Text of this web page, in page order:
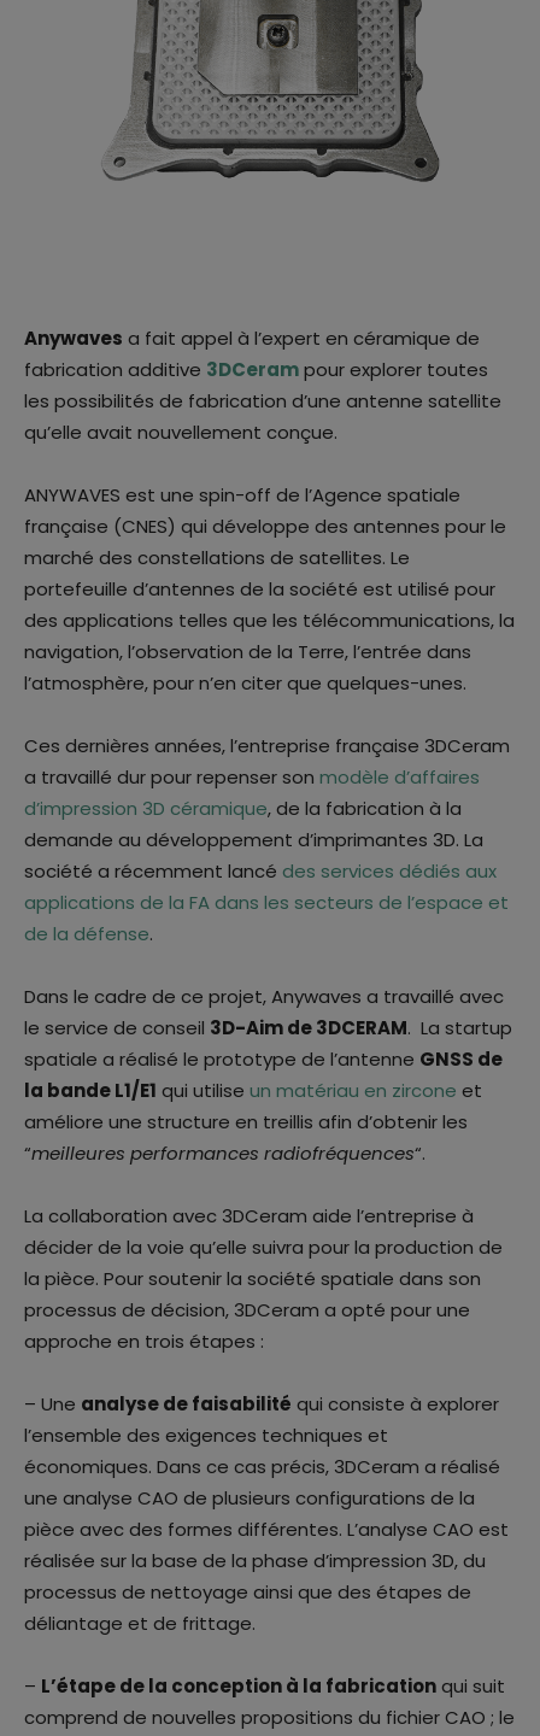
Anywaves a fait appel à l’expert en céramique de
fabrication additive 3DCerampour explorer toutes
les possibilités de fabrication d’une antenne satellite
qu’elle avait nouvellement conçue.
ANYWAVES est une spin-off de l’Agence spatiale
française (CNES) qui développe des antennes pour le
marché des constellations de satellites. Le
portefeuille d’antennes de la société est utilisé pour
des applications telles que les télécommunications, la
navigation, l’observation de la Terre, l’entrée dans
l’atmosphère, pour n’en citer que quelques-unes.
Ces dernières années, l’entreprise française 3DCeram
a travaillé dur pour repenser son modèle d’affaires
d’impression 3D céramique, de la fabrication à la
demande au développement d’imprimantes 3D. La
société a récemment lancé des services dédiés aux
applications de la FA dans les secteurs de l’espace et
de la défense.
Dans le cadre de ce projet, Anywaves a travaillé avec
le service de conseil 3D-Aim de 3DCERAM. La startup
spatiale a réalisé le prototype de l’antenne GNSS de
la bande L1/E1 qui utilise un matériau en zircone et
améliore une structure en treillis afin d’obtenir les
“meilleures performances radiofréquences“.
La collaboration avec 3DCeram aide l’entreprise à
décider de la voie qu’elle suivra pour la production de
la pièce. Pour soutenir la société spatiale dans son
processus de décision, 3DCeram a opté pour une
approche en trois étapes :
– Une analyse de faisabilité qui consiste à explorer
l’ensemble des exigences techniques et
économiques. Dans ce cas précis, 3DCeram a réalisé
une analyse CAO de plusieurs configurations de la
pièce avec des formes différentes. L’analyse CAO est
réalisée sur la base de la phase d’impression 3D, du
processus de nettoyage ainsi que des étapes de
déliantage et de frittage.
– L’étape de la conception à la fabricationqui suit
comprend de nouvelles propositions du fichier CAO ; le